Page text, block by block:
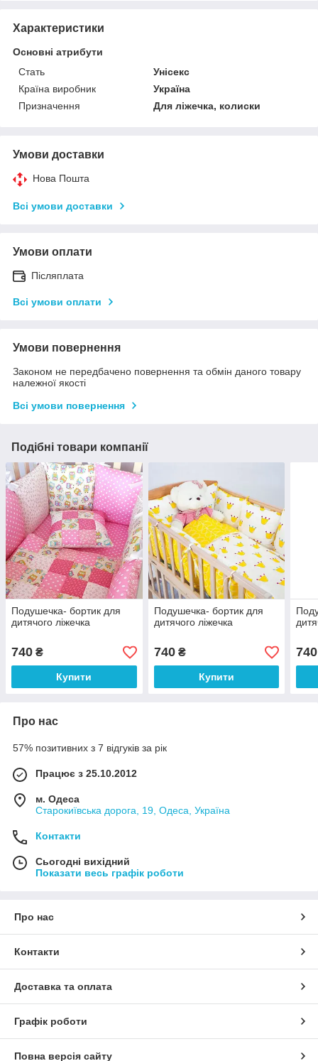
Характеристики
Основні атрибути
Стать
Унісекс
Країна виробник
Україна
Призначення
Для ліжечка, колиски
Умови доставки
Нова Пошта
Всі умови доставки
Умови оплати
Післяплата
Всі умови оплати
Умови повернення
Законом не передбачено повернення та обмін даного товару
належної якості
Всі умови повернення
Подібні товари компанії
Подушечка- бортик для
дитячого ліжечка
740 ₴
Купити
Подушечка- бортик для
дитячого ліжечка
740₴
Купити
740
Про нас
57% позитивних з 7 відгуків за рік
Працює з 25.10.2012
м. Одеса
Старокиївська дорога, 19, Одеса, Україна
Контакти
Сьогодні вихідний
Показати весь графік роботи
Про нас
Контакти
Доставка та оплата
Графік роботи
Повна версія сайту